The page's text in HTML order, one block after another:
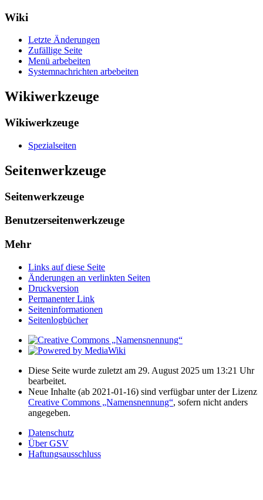
Wiki
Letzte Änderungen
Zufällige Seite
Menü arbebeiten
Systemnachrichten arbebeiten
Wikiwerkzeuge
Wikiwerkzeuge
Spezialseiten
Seitenwerkzeuge
Seitenwerkzeuge
Benutzerseitenwerkzeuge
Mehr
Links auf diese Seite
Änderungen an verlinkten Seiten
Druckversion
Permanenter Link
Seiten­­informationen
Seitenlogbücher
Diese Seite wurde zuletzt am 29. August 2025 um 13:21 Uhr
bearbeitet.
Neue Inhalte (ab 2021-01-16) sind verfügbar unter der Lizenz
Creative Commons „Namensnennung“, sofern nicht anders
angegeben.
Datenschutz
Über GSV
Haftungsausschluss